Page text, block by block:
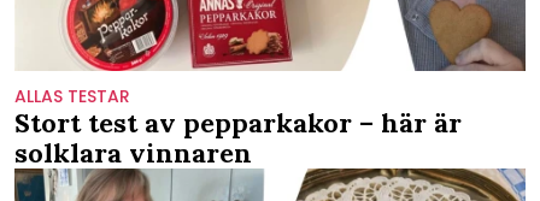
ALLAS TESTAR
Stort test av pepparkakor – här är
solklara vinnaren